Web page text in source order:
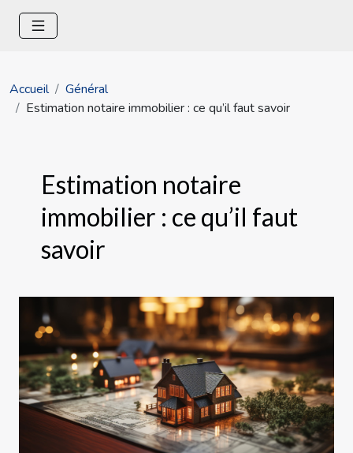
Accueil
Général
Estimation notaire immobilier : ce qu’il faut savoir
Estimation notaire
immobilier : ce qu’il faut
savoir